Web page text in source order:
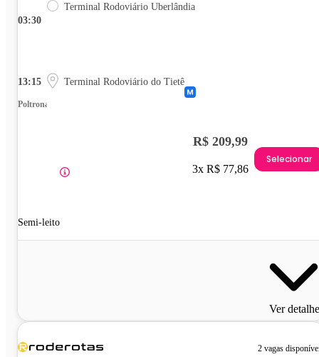
03:30
Terminal Rodoviário Uberlândia
13:15 Terminal Rodoviário do Tietê
Poltrona
Semi-leito
R$ 209,99
3x R$ 77,86
Selecionar
Ver
2 vagas